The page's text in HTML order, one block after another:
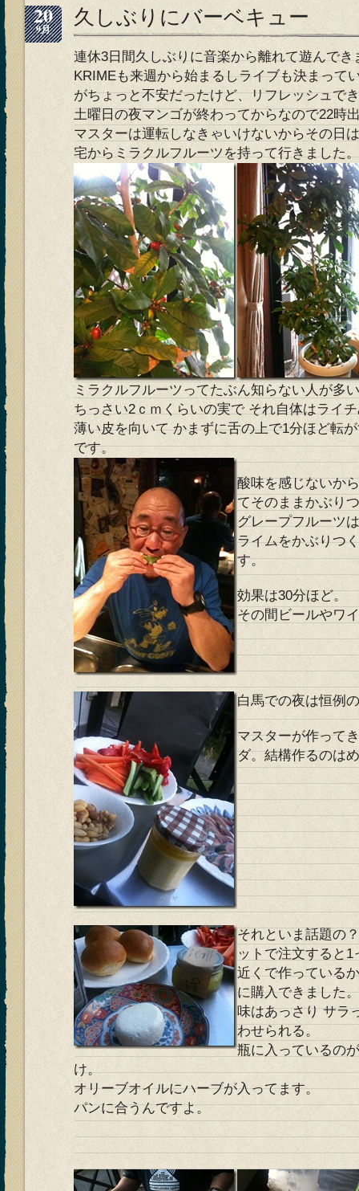
20
9月 久しぶりにバーベキュー
連休3日間久しぶりに音楽から離れて遊んでき
KRIMEも来週から始まるしライブも決まって
がちょっと不安だったけど、リフレッシュで
土曜日の夜マンゴが終わってからなので22時
マスターは運転しなきゃいけないからその日
宅からミラクルフルーツを持って行きました。
ミラクルフルーツってたぶん知らない人が多
ちっさい2ｃｍくらいの実で それ自体はライ
薄い皮を向いて かまずに舌の上で1分ほど転
です。
酸味を感じないか
てそのままかぶり
グレープフルーツ
ライムをかぶりつ
す。
効果は30分ほど。
その間ビールやワ
白馬での夜は恒例
マスターが作って
ダ。結構作るのは
それといま話題の
ットで注文すると
近くで作っている
に購入できました。
味はあっさり サラ
わせられる。
瓶に入っているの
け。
オリーブオイルにハーブが入ってます。
パンに合うんですよ。